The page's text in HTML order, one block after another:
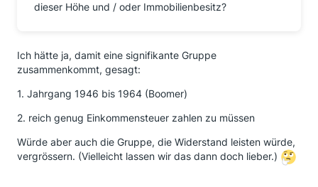
dieser Höhe und / oder Immobilienbesitz?
Ich hätte ja, damit eine signifikante Gruppe
zusammenkommt, gesagt:
1. Jahrgang 1946 bis 1964 (Boomer)
2. reich genug Einkommensteuer zahlen zu müssen
Würde aber auch die Gruppe, die Widerstand leisten würde,
vergrössern. (Vielleicht lassen wir das dann doch lieber.)